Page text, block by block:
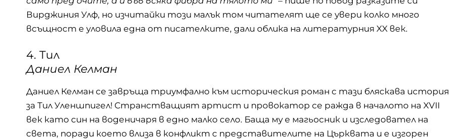
Вирджиния Улф, но изчитайки този малък том читателят ще се увери колко много
всъщност е уловила една от писателките, дали облика на литературния XX век.
4. Тил
Даниел Келман
Даниел Келман се завръща триумфално към историческия роман с тази бляскава история
за Тил Уленшпигел! Странстващият артист и провокатор се ражда в началото на XVII
век като син на воденичаря в едно малко село. Баща му е магьосник и изследовател на
света, поради което влиза в конфликт с представителите на Църквата и е изгорен